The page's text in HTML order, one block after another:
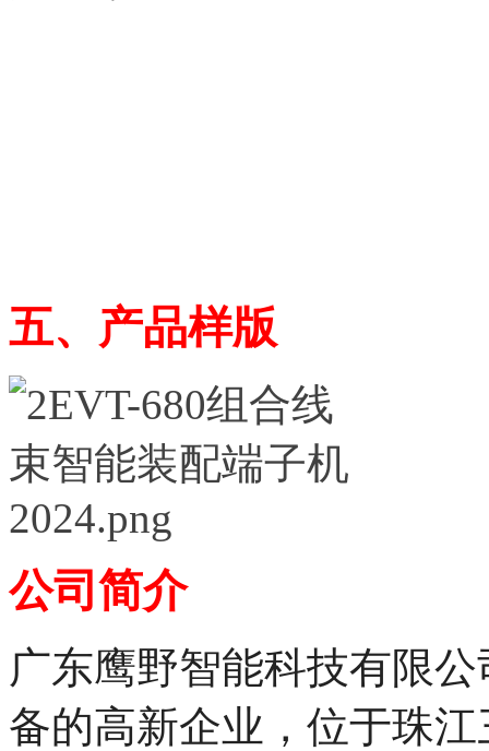
五、 产品样版
公司简介
广东鹰野智能科技有限
备的高新企业， 位于珠